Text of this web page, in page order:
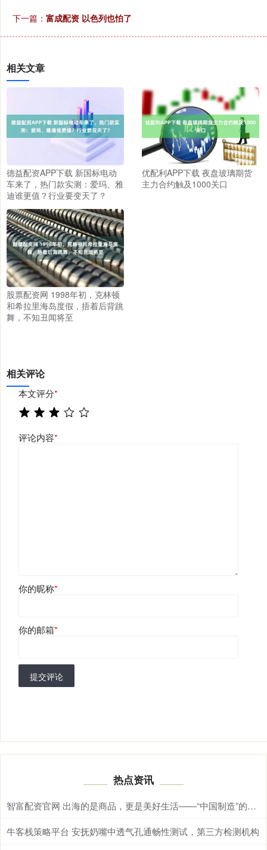
下一篇： 富成配资 以色列也怕了
相关文章
德益配资APP下载 新国标电动
车来了，热门款实测：爱玛、雅
迪谁更值？行业要变天了？
优配利APP下载 夜盘玻璃期货
主力合约触及1000关口
股票配资网 1998年初，克林顿
和希拉里海岛度假，捂着后背跳
舞，不知丑闻将至
相关评论
本文评分*
评论内容*
你的昵称*
你的邮箱*
提交评论
热点资讯
智富配资官网 出海的是商品，更是美好生活——“中国制造”的全球新叙事
牛客栈策略平台 安抚奶嘴中透气孔通畅性测试，第三方检测机构